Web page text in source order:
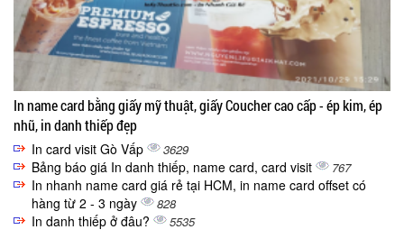
In name card bằng giấy mỹ thuật, giấy Coucher cao cấp - ép kim, ép
nhũ, in danh thiếp đẹp
In card visit Gò Vấp 3629
Bảng báo giá In danh thiếp, name card, card visit 767
In nhanh name card giá rẻ tại HCM, in name card offset có
hàng từ 2 - 3 ngày
828
In danh thiếp ở đâu? 5535